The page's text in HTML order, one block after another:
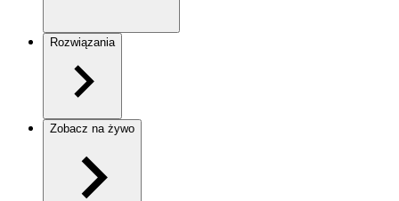
Rozwiązania
Zobacz na żywo